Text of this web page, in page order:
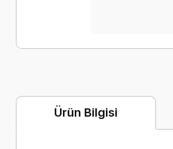
Ürün Bilgisi